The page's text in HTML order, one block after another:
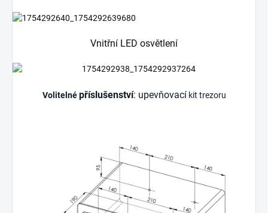
Vnitřní LED osvětlení
Volitelnépříslušenství: upevňovací kit trezoru